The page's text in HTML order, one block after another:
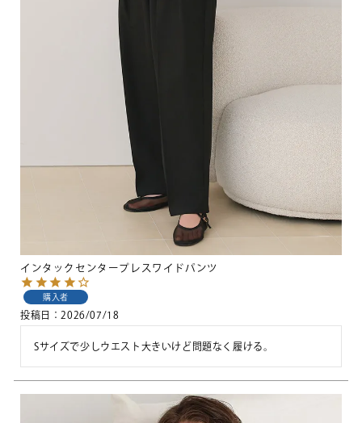
インタックセンタープレスワイドパンツ
購入者
投稿日 2026/07/18
Sサイズで少しウエスト大きいけど問題なく履ける。